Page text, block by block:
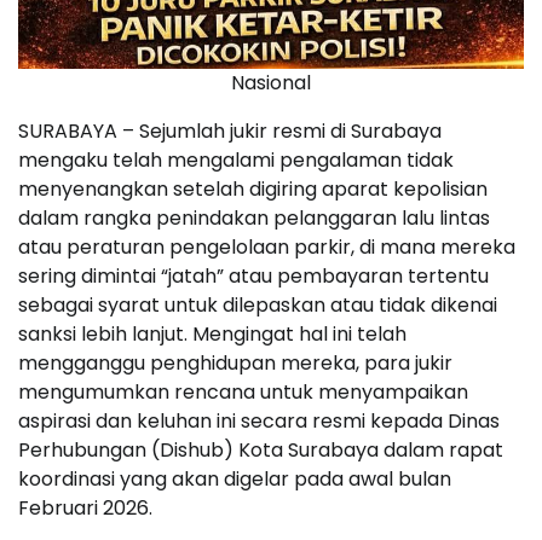
Nasional
SURABAYA – Sejumlah jukir resmi di Surabaya
mengaku telah mengalami pengalaman tidak
menyenangkan setelah digiring aparat kepolisian
dalam rangka penindakan pelanggaran lalu lintas
atau peraturan pengelolaan parkir, di mana mereka
sering dimintai “jatah” atau pembayaran tertentu
sebagai syarat untuk dilepaskan atau tidak dikenai
sanksi lebih lanjut. Mengingat hal ini telah
mengganggu penghidupan mereka, para jukir
mengumumkan rencana untuk menyampaikan
aspirasi dan keluhan ini secara resmi kepada Dinas
Perhubungan (Dishub) Kota Surabaya dalam rapat
koordinasi yang akan digelar pada awal bulan
Februari 2026.